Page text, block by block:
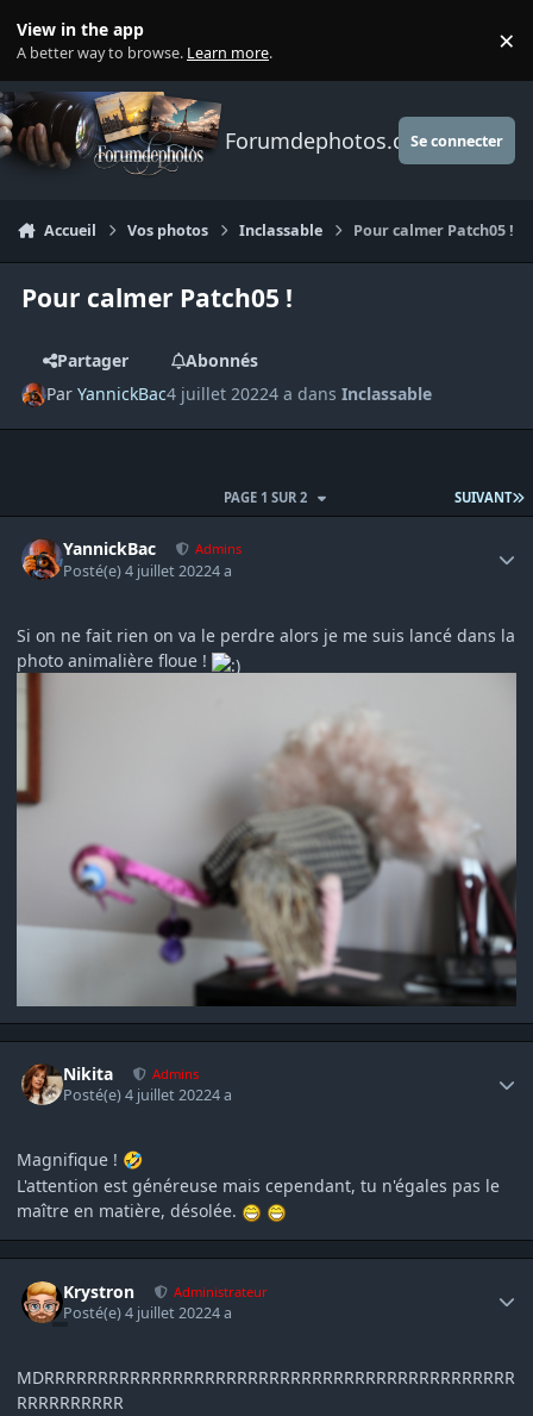
View in the app
A better way to browse. Learn more. ×
Forumdephotos.comSe connecter
Accueil Vos photos Inclassable Pour calmer Patch05 !
Pour calmer Patch05 !
Partager
Abonnés
ParYannickBac4 juillet 20224 a dansInclassable
SUIVANT
PAGE 1 SUR 2
YannickBac Admins
Posté(e)4 juillet 20224 a
Si on ne fait rien on va le perdre alors je me suis lancé dans la
photo animalière floue !
Nikita Admins
Posté(e)4 juillet 20224 a
Magnifique ! 🤣
L'attention est généreuse mais cependant, tu n'égales pas le
maître en matière, désolée.
Krystron Administrateur
Posté(e)4 juillet 20224 a
MDRRRRRRRRRRRRRRRRRRRRRRRRRRRRRRRRRRRRRRRRRRRR
RRRRRRRRRR